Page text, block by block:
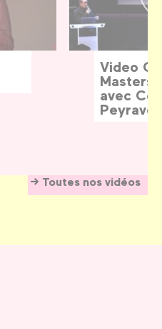
Toutes nos vidéos
Video
avec